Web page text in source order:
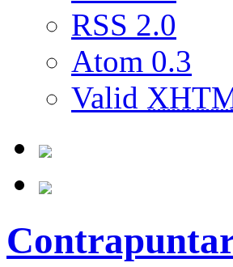
RSS 2.0
Atom 0.3
Valid